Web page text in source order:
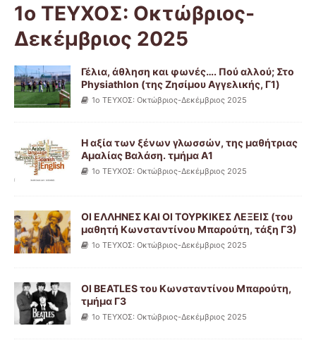
1ο ΤΕΥΧΟΣ: Οκτώβριος-
Δεκέμβριος 2025
Γέλια, άθληση και φωνές…. Πού αλλού; Στο
Physiathlon (της Ζησίμου Αγγελικής, Γ1)
1ο ΤΕΥΧΟΣ: Οκτώβριος-Δεκέμβριος 2025
Η αξία των ξένων γλωσσών, της μαθήτριας
Αμαλίας Βαλάση. τμήμα Α1
1ο ΤΕΥΧΟΣ: Οκτώβριος-Δεκέμβριος 2025
ΟΙ ΕΛΛΗΝΕΣ ΚΑΙ ΟΙ ΤΟΥΡΚΙΚΕΣ ΛΕΞΕΙΣ (του
μαθητή Κωνσταντίνου Μπαρούτη, τάξη Γ3)
1ο ΤΕΥΧΟΣ: Οκτώβριος-Δεκέμβριος 2025
ΟΙ BEATLES του Κωνσταντίνου Μπαρούτη,
τμήμα Γ3
1ο ΤΕΥΧΟΣ: Οκτώβριος-Δεκέμβριος 2025